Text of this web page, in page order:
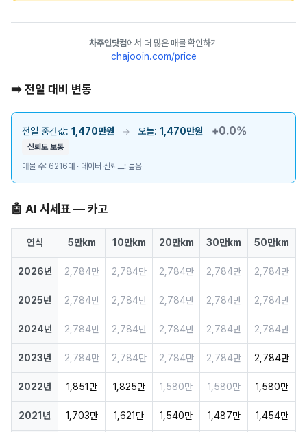
차주인닷컴에서 더 많은 매물 확인하기
chajooin.com/price
➡️ 전일 대비 변동
전일 중간값: 1,470만원 → 오늘: 1,470만원 +0.0%
신뢰도 보통
매물 수: 6216대 · 데이터 신뢰도: 높음
🤖 AI 시세표 — 카고
연식 5만km 10만km 20만km 30만km 50만km
2026년 2,784만 2,784만 2,784만 2,784만 2,784만
2025년 2,784만 2,784만 2,784만 2,784만 2,784만
2024년 2,784만 2,784만 2,784만 2,784만 2,784만
2023년 2,784만 2,784만 2,784만 2,784만 2,784만
2022년 1,851만 1,825만 1,580만 1,580만 1,580만
2021년 1,703만 1,621만 1,540만 1,487만 1,454만